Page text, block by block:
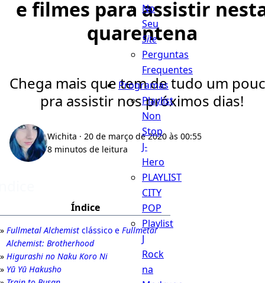
No
Seu
Site
Perguntas
Frequentes
Programas
Playlist
Non
Stop
J-
Hero
PLAYLIST
CITY
POP
Playlist
J
Rock
na
e filmes para assistir
quarentena
Chega mais que tem de tudo um
pra assistir nos próximos dias!
Wichita · 20 de março de 2020 às 00:55
8 minutos de leitura
Índice
Fullmetal Alchemist clássico e Fullmetal
Alchemist: Brotherhood
Higurashi no Naku Koro Ni
Yū Yū Hakusho